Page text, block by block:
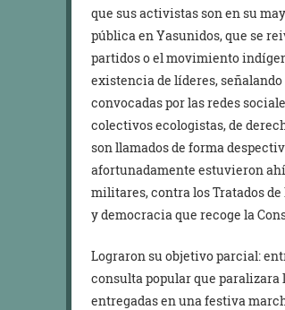
que sus activistas son en su
pública en Yasunidos, que se
partidos o el movimiento
existencia de líderes,
convocadas por las redes
colectivos ecologistas, de
son llamados de forma
afortunadamente estuvieron
militares, contra los Tratados
y democracia que recoge la
Lograron su objetivo parcial:
consulta popular que
entregadas en una festiva